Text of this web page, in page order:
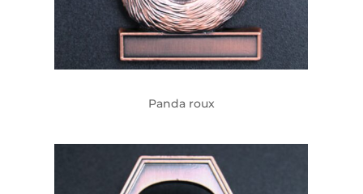
Panda roux